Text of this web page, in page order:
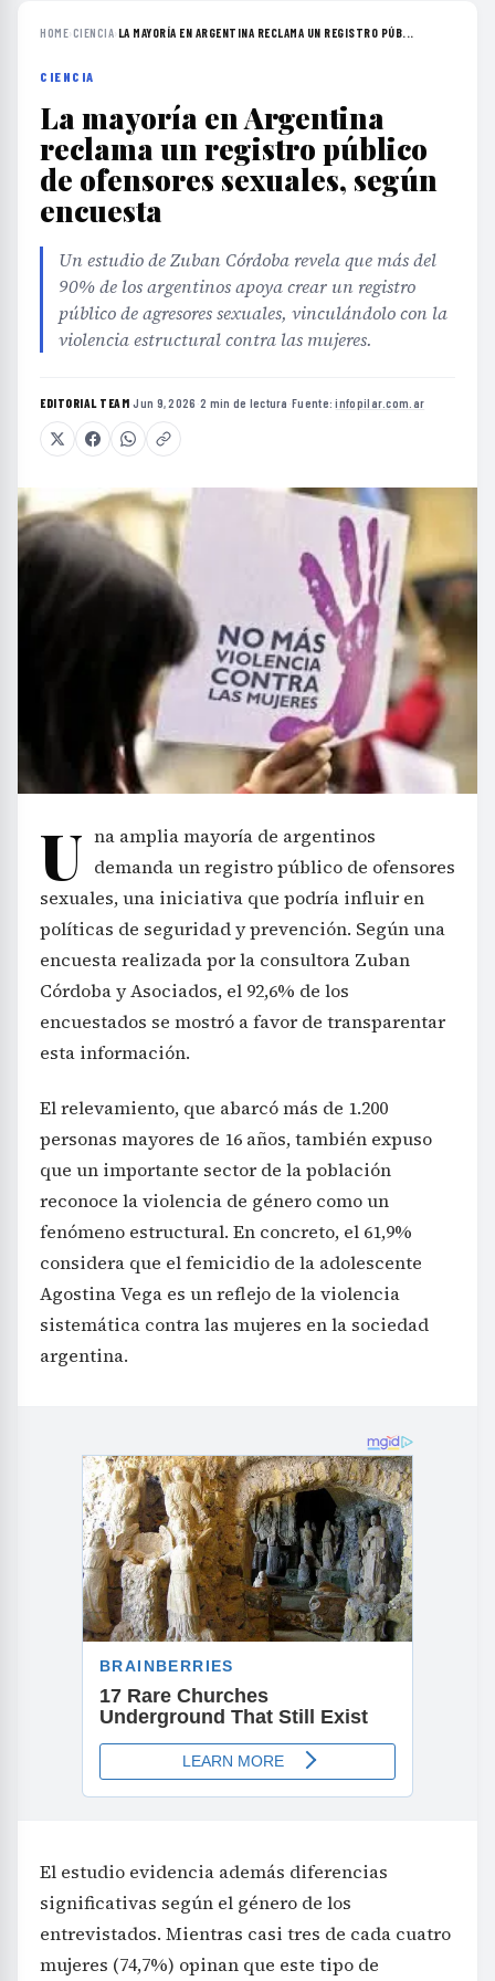
HOME›CIENCIA› LA MAYORÍA EN ARGENTINA RECLAMA UN REGISTRO PÚB...
CIENCIA
La mayoría en Argentina
reclama un registro público
de ofensores sexuales, según
encuesta
Un estudio de Zuban Córdoba revela que más del
90% de los argentinos apoya crear un registro
público de agresores sexuales, vinculándolo con la
violencia estructural contra las mujeres.
EDITORIAL TEAM·Jun 9, 2026 ·2 min de lectura ·Fuente:infopilar.com.ar
U na amplia mayoría de argentinos
demanda un registro público de ofensores
sexuales, una iniciativa que podría influir en
políticas de seguridad y prevención. Según una
encuesta realizada por la consultora Zuban
Córdoba y Asociados, el 92,6% de los
encuestados se mostró a favor de transparentar
esta información.
El relevamiento, que abarcó más de 1.200
personas mayores de 16 años, también expuso
que un importante sector de la población
reconoce la violencia de género como un
fenómeno estructural. En concreto, el 61,9%
considera que el femicidio de la adolescente
Agostina Vega es un reflejo de la violencia
sistemática contra las mujeres en la sociedad
argentina.
El estudio evidencia además diferencias
significativas según el género de los
entrevistados. Mientras casi tres de cada cuatro
mujeres (74,7%) opinan que este tipo de